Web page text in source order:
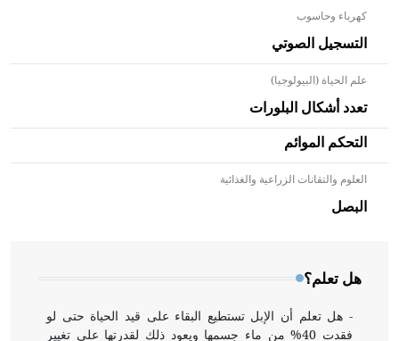
كهرباء وحاسوب
التسجيل الصوتي
علم الحياة (البيولوجيا)
تعدد أشكال البلورات
التحكم الموائم
العلوم والتقانات الزراعية والغذائية
البصل
هل تعلم؟
- هل تعلم أن الأبلق نوع من الفنون الهندسية التي ارتبطت
بالعمارة الإسلامية في بلاد الشام ومصر خاصة، حيث يحرص
المعمار على بناء مداميكه وخاصة في الواجهات
- هل تعلم أن الإبل تستطيع البقاء على قيد الحياة حتى لو
فقدت 40% من ماء جسمها ويعود ذلك لقدرتها على تغيير